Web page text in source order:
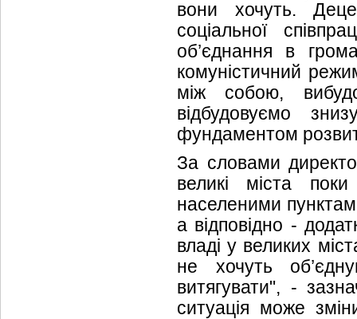
вони хочуть.
соціальної
об’єднання в
комуністичний
між собою,
відбудовуємо
фундаментом
За словами
великі міста
населеними
а відповідно -
владі у великих
не хочуть
витягувати", -
ситуація може